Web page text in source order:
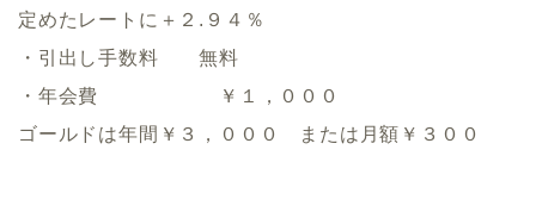
定めたレートに＋２.９４％
・引出し手数料 無料
・年会費 ￥１，０００
ゴールドは年間￥３，０００ または月額￥３００